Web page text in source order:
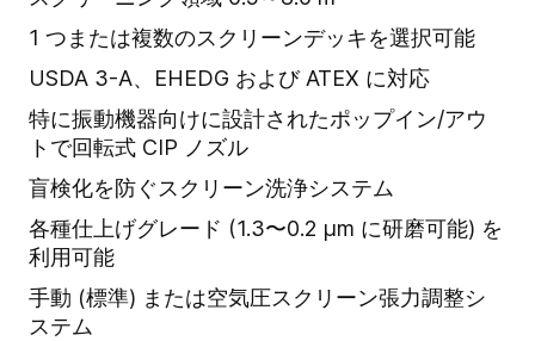
1 つまたは複数のスクリーンデッキを選択可能
USDA 3-A、EHEDG および ATEX に対応
特に振動機器向けに設計されたポップイン/アウ
トで回転式 CIP ノズル
盲検化を防ぐスクリーン洗浄システム
各種仕上げグレード (1.3〜0.2 µm に研磨可能) を
利用可能
手動 (標準) または空気圧スクリーン張力調整シ
ステム